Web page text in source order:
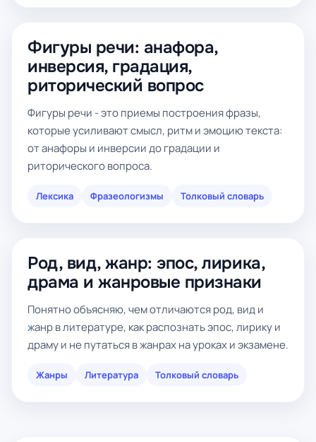
Фигуры речи: анафора,
инверсия, градация,
риторический вопрос
Фигуры речи - это приемы построения фразы,
которые усиливают смысл, ритм и эмоцию текста:
от анафоры и инверсии до градации и
риторического вопроса.
Лексика Фразеологизмы Толковый словарь
Род, вид, жанр: эпос, лирика,
драма и жанровые признаки
Понятно объясняю, чем отличаются род, вид и
жанр в литературе, как распознать эпос, лирику и
драму и не путаться в жанрах на уроках и экзамене.
Жанры Литература Толковый словарь